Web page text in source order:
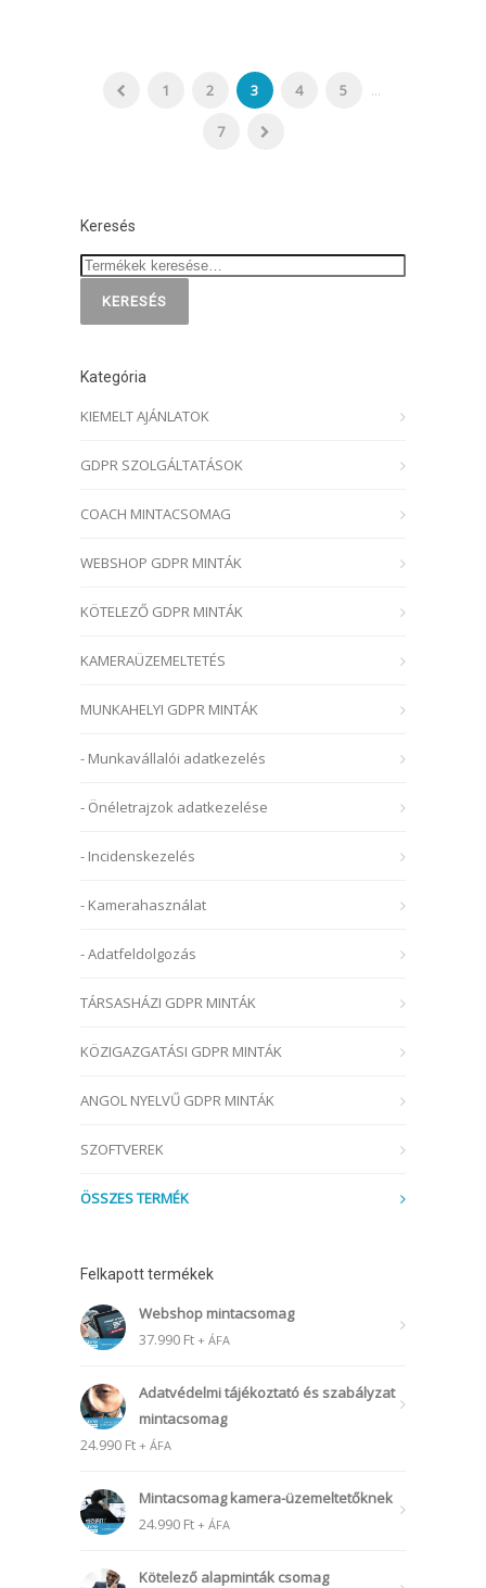
1 2 3 4 5 ...
7
Keresés
KERESÉS
Kategória
KIEMELT AJÁNLATOK
GDPR SZOLGÁLTATÁSOK
COACH MINTACSOMAG
WEBSHOP GDPR MINTÁK
KÖTELEZŐ GDPR MINTÁK
KAMERAÜZEMELTETÉS
MUNKAHELYI GDPR MINTÁK
- Munkavállalói adatkezelés
- Önéletrajzok adatkezelése
- Incidenskezelés
- Kamerahasználat
- Adatfeldolgozás
TÁRSASHÁZI GDPR MINTÁK
KÖZIGAZGATÁSI GDPR MINTÁK
ANGOL NYELVŰ GDPR MINTÁK
SZOFTVEREK
ÖSSZES TERMÉK
Felkapott termékek
Webshop mintacsomag
37.990 Ft + ÁFA
Adatvédelmi tájékoztató és szabályzat
mintacsomag
24.990 Ft + ÁFA
Mintacsomag kamera-üzemeltetőknek
24.990 Ft + ÁFA
Kötelező alapminták csomag